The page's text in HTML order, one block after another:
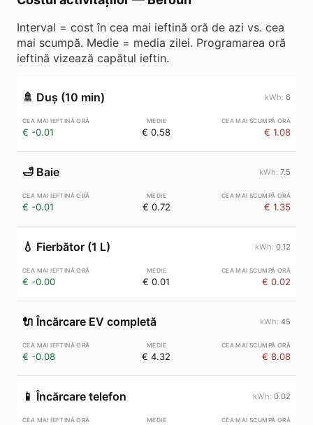
Interval = cost în cea mai ieftină oră de azi vs. cea
mai scumpă. Medie = media zilei. Programarea oră
ieftină vizează capătul ieftin.
🚿 Duș (10 min) 6
€ -0.01 € 0.58 € 1.08
🛁 Baie 7.5
€ -0.01 € 0.72 € 1.35
💧 Fierbător (1 L) 0.12
€ -0.00 € 0.01 € 0.02
🔌 Încărcare EV completă 45
€ -0.08 € 4.32 € 8.08
📱 Încărcare telefon 0.02